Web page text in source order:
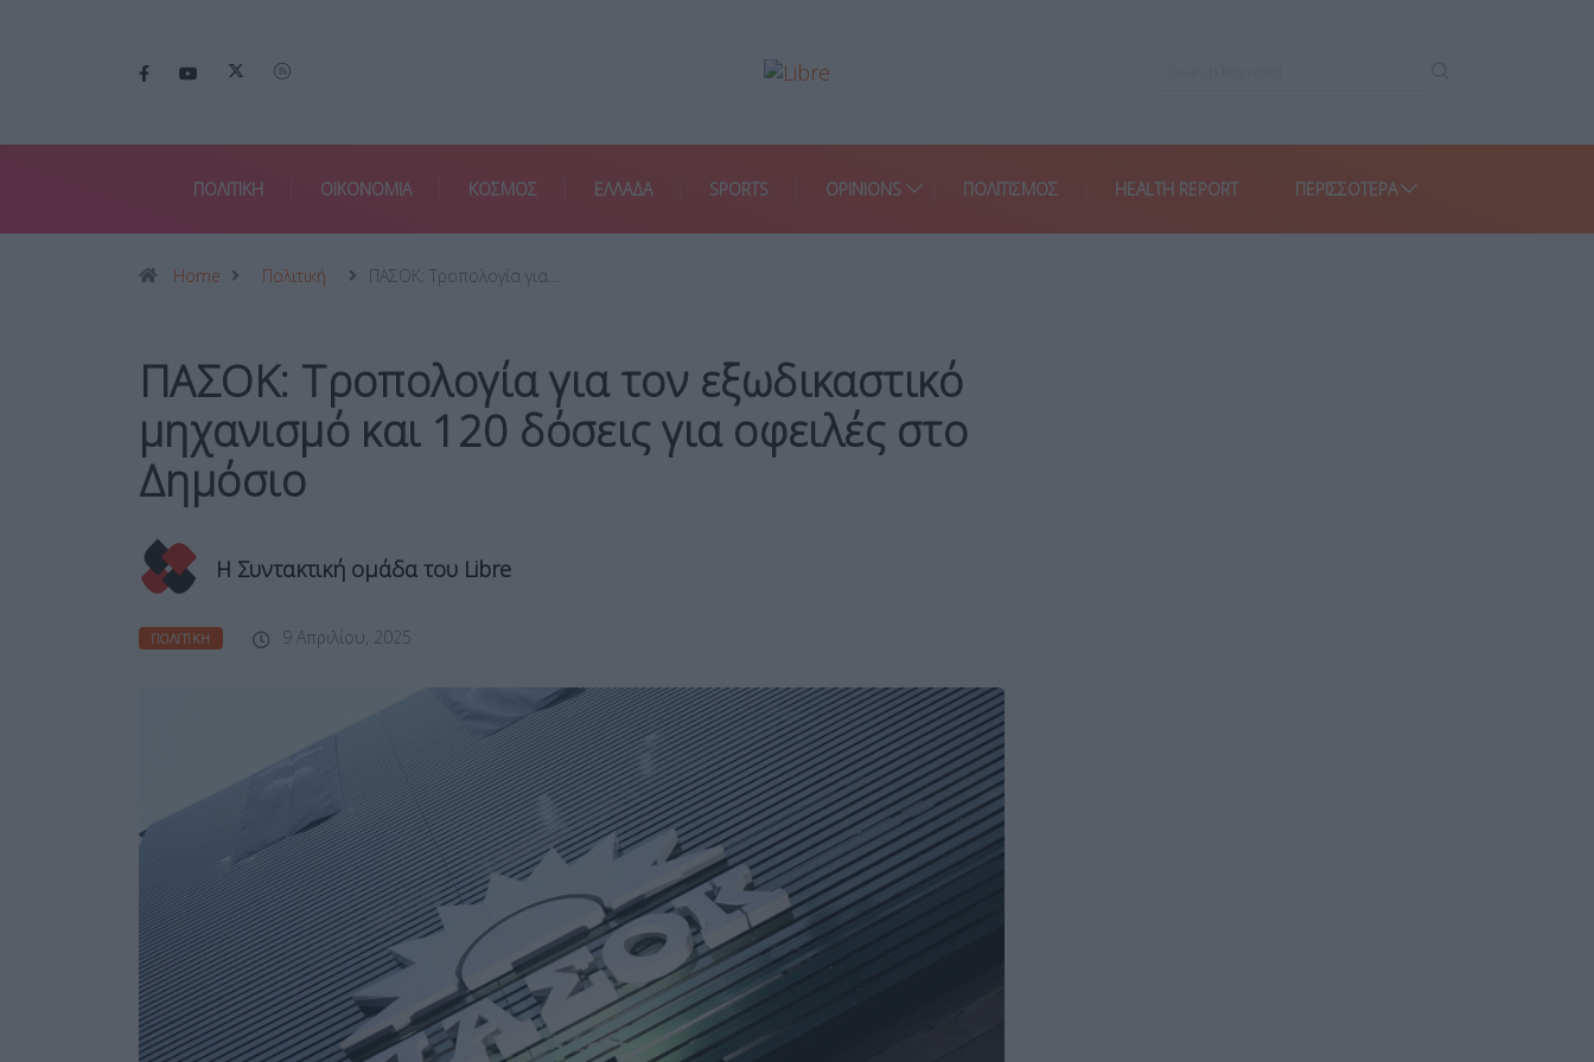
ΠΟΛΙΤΙΚΗ ΟΙΚΟΝΟΜΙΑ ΚΟΣΜΟΣ ΕΛΛΑΔΑ SPORTS OPINIONS ΠΟΛΙΤΙΣΜΟΣ HEALTH REPORT ΠΕΡΙΣΣΌΤΕΡΑ
Home Πολιτική ΠΑΣΟΚ: Τροπολογία για…
ΠΑΣΟΚ: Τροπολογία για τον εξωδικαστικό
μηχανισμό και 120 δόσεις για οφειλές στο
Δημόσιο
Η Συντακτική ομάδα του Libre
ΠΟΛΙΤΙΚΉ 9 Απριλίου, 2025